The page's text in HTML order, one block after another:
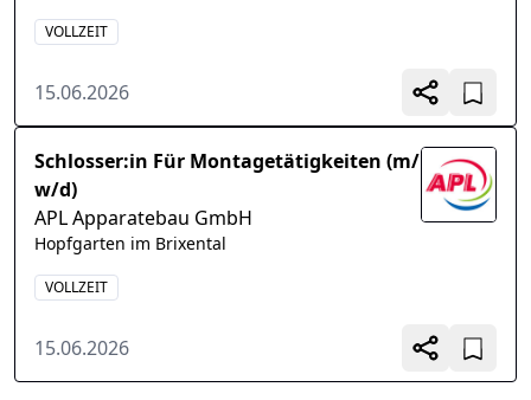
VOLLZEIT
15.06.2026
Schlosser:in Für Montagetätigkeiten (m/
w/d)
APL Apparatebau GmbH
Hopfgarten im Brixental
VOLLZEIT
15.06.2026